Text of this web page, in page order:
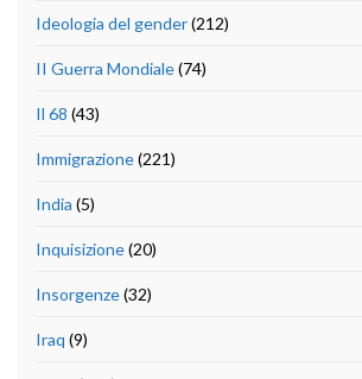
Ideologia del gender(212)
II Guerra Mondiale(74)
Il 68 (43)
Immigrazione(221)
India (5)
Inquisizione(20)
Insorgenze(32)
Iraq (9)